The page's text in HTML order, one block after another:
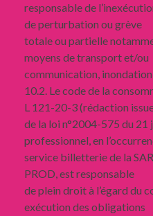
responsable de
de perturbation ou grève
totale ou partielle
moyens de transport et/ou
communication,
10.2. Le code de la
L 121-20-3 (rédaction
de la loi n°2004-575 du 21
professionnel, en
service billetterie de la
PROD, est responsable
de plein droit à l’égard du
exécution des obligations